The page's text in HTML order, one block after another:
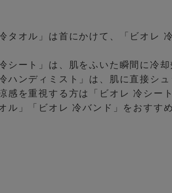
タオル」は首にかけて、「ビオレ
シート」は、肌をふいた瞬間に冷
ハンディミスト」は、肌に直接シ
感を重視する方は「ビオレ 冷シー
ル」「ビオレ 冷バンド」をおすすめ